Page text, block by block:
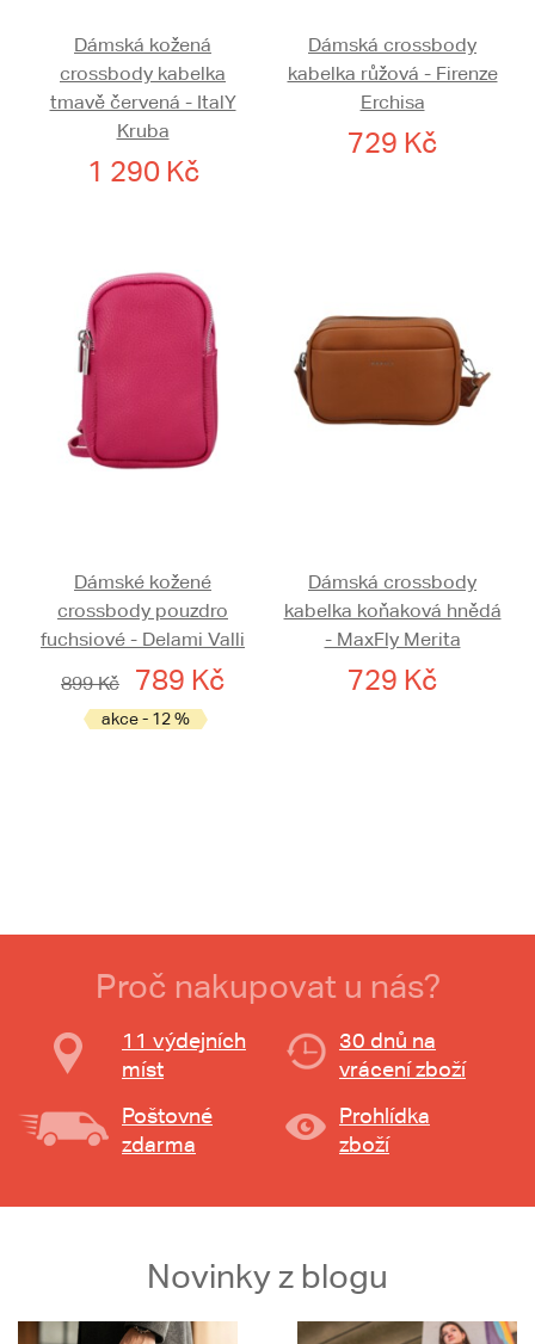
Dámská kožená
crossbody kabelka
tmavě červená - ItalY
Kruba
1 290 Kč
Dámská crossbody
kabelka růžová - Firenze
Erchisa
729 Kč
Dámské kožené
crossbody pouzdro
fuchsiové - Delami Valli
899 Kč
789 Kč
akce - 12 %
Dámská crossbody
kabelka koňaková hnědá
- MaxFly Merita
729 Kč
Proč nakupovat u nás?
11 výdejních
míst
30 dnů na
vrácení zboží
Poštovné
zdarma
Prohlídka
zboží
Novinky z blogu